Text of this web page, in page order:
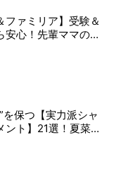
ファミリア】受験＆
安心！先輩ママの地
小物
を保つ【実力派シャ
ント】21選！夏菜さ